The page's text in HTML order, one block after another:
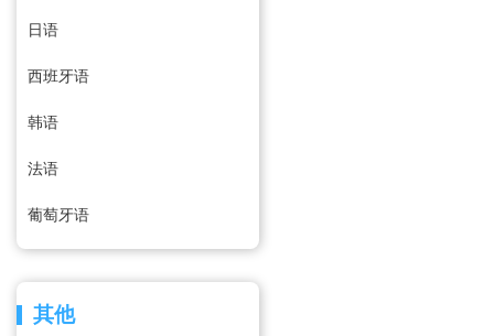
日语
西班牙语
韩语
法语
葡萄牙语
其他